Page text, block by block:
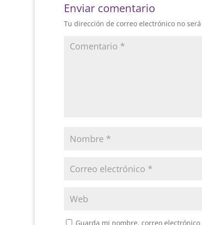
Enviar comentario
Tu dirección de correo electrónico no
Guarda mi nombre, correo